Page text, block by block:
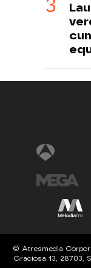
© Atresmedia
Graciosa 13, 28703,